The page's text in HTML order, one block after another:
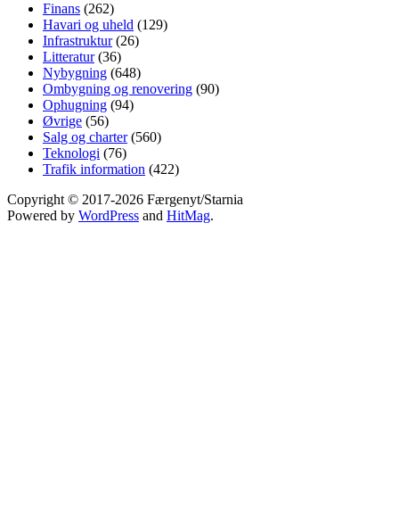
Finans (262)
Havari og uheld (129)
Infrastruktur(26)
Litteratur(36)
Nybygning (648)
Ombygning og renovering (90)
Ophugning (94)
Øvrige (56)
Salg og charter(560)
Teknologi (76)
Trafik information (422)
Copyright © 2017-2026 Færgenyt/Starnia
Powered by WordPress and HitMag.